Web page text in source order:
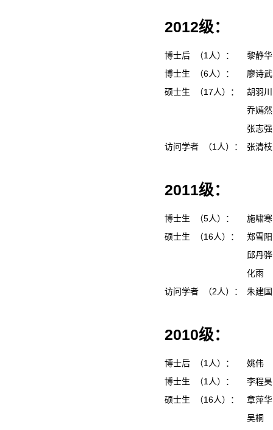
2012级：
博士后 （1人）：
黎静
博士生 （6人）：
廖诗
硕士生 （17人）：
胡羽
乔嫣
张志
访问学者 （1人）：
张清
2011级：
博士生 （5人）：
施啸
硕士生 （16人）：
郑雪
邱丹
化雨
访问学者 （2人）：
朱建
2010级：
博士后 （1人）：
姚伟
博士生 （1人）：
李程
硕士生 （16人）：
章萍
吴桐